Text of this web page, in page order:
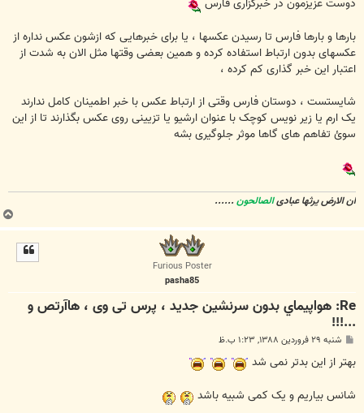
دوست عزیزمون در خبرگزاری فارس
بارها و بارها فارس تا رسیدن عکسها ، یا برای خبرهایی که ازشون عکس نداره از
عکسهای بدون ارتباط استفاده کرده و همین بعضی وقتها مثل الان به شدت از
اعتبار این خبر گذاری کم کرده ،
شایستست ، دوستان فارس وقتی از ارتباط عکس با خبر اطمینان کامل ندارند
یک ارم یا زیر نویس کوچک با عنوان ارشیو یا تزیینی روی عکس بگذارند تا از این
سوئ تفاهم های گاها موثر جلوگیری بشه
ان الارض یرثها عبادیالصالحون ......
Furious Poster
pasha85
Re: هواپيماي بدون سرنشين جدید ، پرس تی وی ، هاآرتص و
...!!!
ت
شنبه ۲۹ فروردین ۱۳۸۸, ۱:۲۳ ب.ظ
بهتر از این بدتر نمی شد
شانس بیاریم و یک کمی شبیه باشد